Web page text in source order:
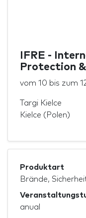
IFRE -
Protection
vom 10 bis zum
Targi Kielce
Kielce (Polen)
Produktart
Brände,
anual